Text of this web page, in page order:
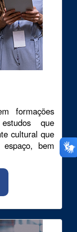
formações
que
cultural que
bem